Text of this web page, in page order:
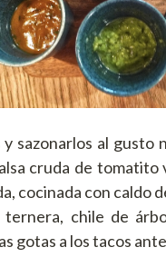
sazonarlos al
cruda de
cocinada con caldo
chile de
gotas a los tacos